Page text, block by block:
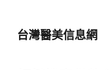
台灣醫美信息網